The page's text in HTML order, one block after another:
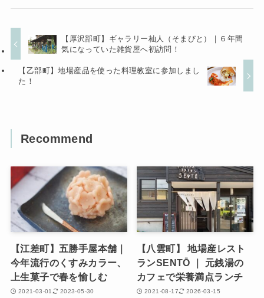
【厚沢部町】ギャラリー杣人（そまびと）｜６年間
気になっていた雑貨屋へ初訪問！
【乙部町】地場産品を使った料理教室に参加しまし
た！
Recommend
【江差町】五勝手屋本舗｜
今年流行のくすみカラー、
上生菓子で春を愉しむ
2021-03-01 2023-05-30
【八雲町】 地場産レスト
ランSENTŌ ｜ 元銭湯の
カフェで栄養満点ランチ
2021-08-17 2026-03-15